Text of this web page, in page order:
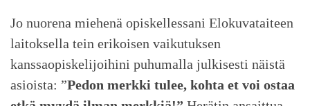
Jo nuorena miehenä opiskellessani Elokuvataiteen
laitoksella tein erikoisen vaikutuksen
kanssaopiskelijoihini puhumalla julkisesti näistä
asioista: ”Pedon merkki tulee, kohta et voi ostaa